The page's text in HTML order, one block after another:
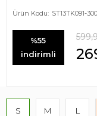
Ürün Kodu: ST13TK091-300
%55
indirimli
S M L